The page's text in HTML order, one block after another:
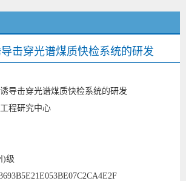
击穿光谱煤质快检系统的研发
导击穿光谱煤质快检系统的研发
程研究中心
)级